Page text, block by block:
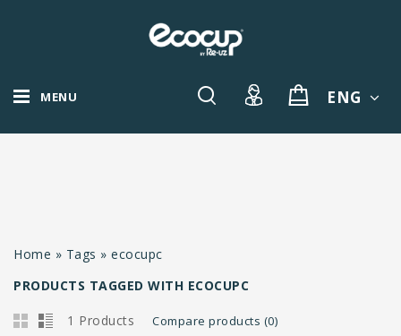
MENU ENG
Home » Tags » ecocupc
PRODUCTS TAGGED WITH ECOCUPC
1 Products Compare products (0)